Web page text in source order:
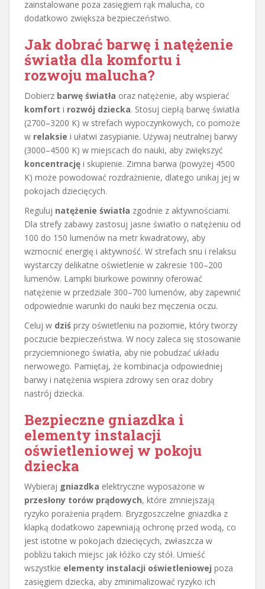
zainstalowane poza zasięgiem rąk malucha, co
dodatkowo zwiększa bezpieczeństwo.
Jak dobrać barwę i natężenie
światła dla komfortu i
rozwoju malucha?
Dobierz barwę światła oraz natężenie, aby wspierać
komfort i rozwój dziecka. Stosuj ciepłą barwę światła
(2700–3200 K) w strefach wypoczynkowych, co pomoże
w relaksie i ułatwi zasypianie. Używaj neutralnej barwy
(3000–4500 K) w miejscach do nauki, aby zwiększyć
koncentrację i skupienie. Zimna barwa (powyżej 4500
K) może powodować rozdrażnienie, dlatego unikaj jej w
pokojach dziecięcych.
Reguluj natężenie światła zgodnie z aktywnościami.
Dla strefy zabawy zastosuj jasne światło o natężeniu od
100 do 150 lumenów na metr kwadratowy, aby
wzmocnić energię i aktywność. W strefach snu i relaksu
wystarczy delikatne oświetlenie w zakresie 100–200
lumenów. Lampki biurkowe powinny oferować
natężenie w przedziale 300–700 lumenów, aby zapewnić
odpowiednie warunki do nauki bez męczenia oczu.
Celuj w dziś przy oświetleniu na poziomie, który tworzy
poczucie bezpieczeństwa. W nocy zaleca się stosowanie
przyciemnionego światła, aby nie pobudzać układu
nerwowego. Pamiętaj, że kombinacja odpowiedniej
barwy i natężenia wspiera zdrowy sen oraz dobry
nastrój dziecka.
Bezpieczne gniazdka i
elementy instalacji
oświetleniowej w pokoju
dziecka
Wybieraj gniazdka elektryczne wyposażone w
przesłony torów prądowych, które zmniejszają
ryzyko porażenia prądem. Bryzgoszczelne gniazdka z
klapką dodatkowo zapewniają ochronę przed wodą, co
jest istotne w pokojach dziecięcych, zwłaszcza w
pobliżu takich miejsc jak łóżko czy stół. Umieść
wszystkie elementy instalacji oświetleniowej poza
zasięgiem dziecka, aby zminimalizować ryzyko ich